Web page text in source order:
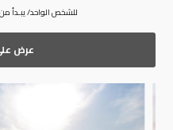
للشخص الواحد/ يبـدأ من
عرض